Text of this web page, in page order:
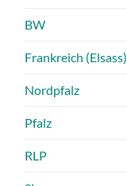
BW
Frankreich (Elsass)
Nordpfalz
Pfalz
RLP